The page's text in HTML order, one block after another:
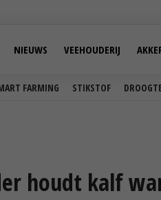
FARMING STIKSTOF
NIEUWS VEEHOUDERIJ
houdt kalf